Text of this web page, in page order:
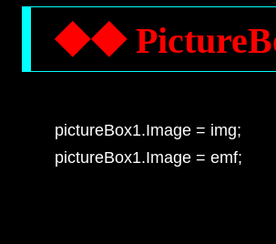
◆◆
pictureBox1.Image = img;
pictureBox1.Image = emf;